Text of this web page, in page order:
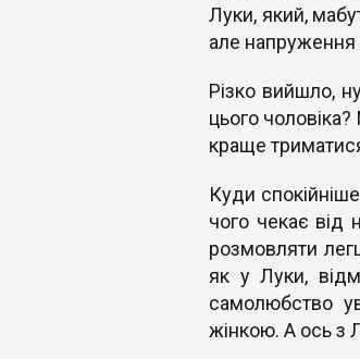
Луки, який,
але напруження
Різко вийшло,
цього
краще
Куди
чого чекає від
розмовляти
як у Луки,
самолюбство
жінкою. А ось з